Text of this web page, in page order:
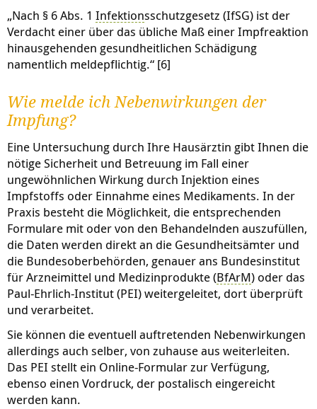
„Nach § 6 Abs. 1 Infektionsschutzgesetz (IfSG) ist der
Verdacht einer über das übliche Maß einer Impfreaktion
hinausgehenden gesundheitlichen Schädigung
namentlich meldepflichtig.“ [6]
Wie melde ich Nebenwirkungen der
Impfung?
Eine Untersuchung durch Ihre Hausärztin gibt Ihnen die
nötige Sicherheit und Betreuung im Fall einer
ungewöhnlichen Wirkung durch Injektion eines
Impfstoffs oder Einnahme eines Medikaments. In der
Praxis besteht die Möglichkeit, die entsprechenden
Formulare mit oder von den Behandelnden auszufüllen,
die Daten werden direkt an die Gesundheitsämter und
die Bundesoberbehörden, genauer ans Bundesinstitut
für Arzneimittel und Medizinprodukte (BfArM) oder das
Paul-Ehrlich-Institut (PEI) weitergeleitet, dort überprüft
und verarbeitet.
Sie können die eventuell auftretenden Nebenwirkungen
allerdings auch selber, von zuhause aus weiterleiten.
Das PEI stellt ein Online-Formular zur Verfügung,
ebenso einen Vordruck, der postalisch eingereicht
werden kann.